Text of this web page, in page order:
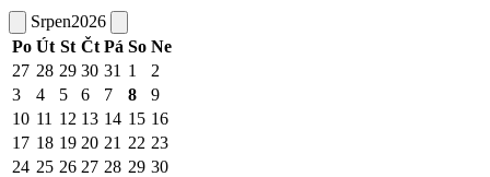
Srpen2026
Po Út St Čt Pá So Ne
27 28 29 30 31 1
2
3
4 5 6 7 8
9
10 11 12 13 14 15 16
17 18 19 20 21 22 23
24 25 26 27 28 29 30